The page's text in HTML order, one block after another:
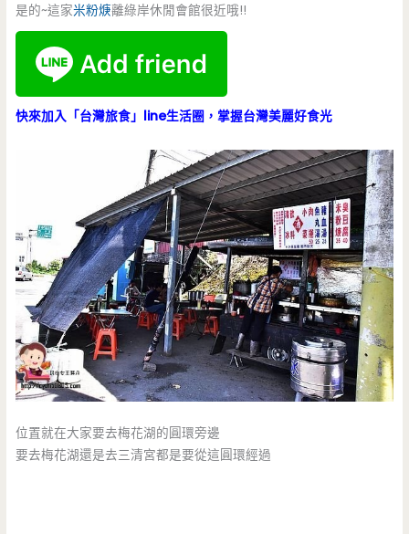
是的~這家米粉焿離綠岸休閒會館很近哦!!
快來加入「台灣旅食」line生活圈，掌握台灣美麗好食光
位置就在大家要去梅花湖的圓環旁邊
要去梅花湖還是去三清宮都是要從這圓環經過